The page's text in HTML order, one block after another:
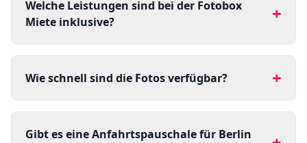
Welche Leistungen sind bei der Fotobox
Miete inklusive?
+
Wie schnell sind die Fotos verfügbar? +
Gibt es eine Anfahrtspauschale für Berlin